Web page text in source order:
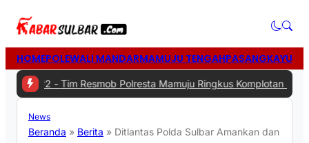
HOMEPOLEWALI MANDARMAMUJU TENGAHPASANGKAYU
Tim Resmob Polresta Mamuju Ringkus Komplotan Spesialis
News
Beranda » Berita » Ditlantas Polda Sulbar Amankan dan